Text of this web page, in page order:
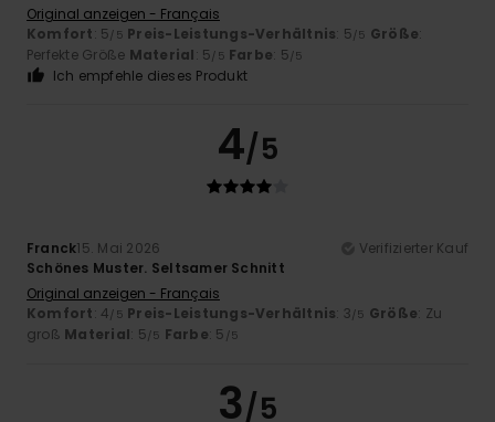
Original anzeigen - Français
Komfort: 5/5 Preis-Leistungs-Verhältnis: 5/5 Größe:
Perfekte Größe Material: 5/5 Farbe: 5/5
Ich empfehle dieses Produkt
4/5
Franck15. Mai 2026
Verifizierter Kauf
Schönes Muster. Seltsamer Schnitt
Original anzeigen - Français
Komfort: 4/5 Preis-Leistungs-Verhältnis: 3/5 Größe: Zu
groß Material: 5/5 Farbe: 5 /5
3/5